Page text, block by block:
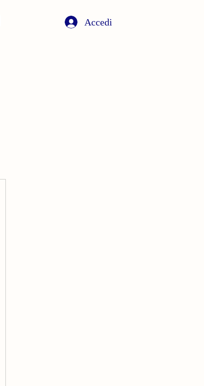
Accedi